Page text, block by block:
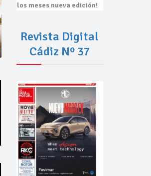
los meses nueva edición!
Revista Digital
Cádiz Nº 37